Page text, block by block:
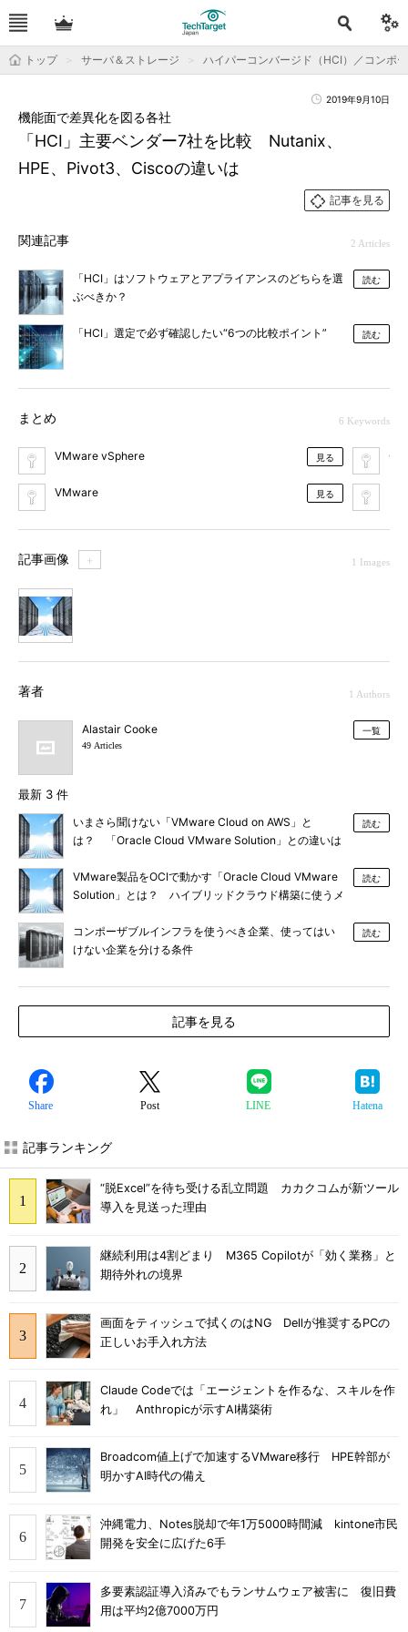
トップ サーバ＆ストレージ ハイパーコンバージド（HCI）／コンポ
2019年9月10日
「HCI」主要ベンダー7社を比較 Nutanix、
HPE、Pivot3、Ciscoの違いは
機能面で差異化を図る各社
記事を見る
関連記事 2 Articles
「HCI」はソフトウェアとアプライアンスのどちらを選
ぶべきか？
読む
「HCI」選定で必ず確認したい“6つの比較ポイント” 読む
まとめ 6 Keywords
VMware vSphere 見る
VMware 見る
記事画像 ＋ 1 Images
著者 1 Authors
Alastair Cooke
49 Articles
一覧
最新 3 件
いまさら聞けない「VMware Cloud on AWS」と
は？ 「Oracle Cloud VMware Solution」との違いは
読む
VMware製品をOCIで動かす「Oracle Cloud VMware
Solution」とは？ ハイブリッドクラウド構築に使うメ
読む
コンポーザブルインフラを使うべき企業、使ってはい
けない企業を分ける条件
読む
記事を見る
Share Post LINE Hatena
記事ランキング
“脱Excel”を待ち受ける乱立問題 カカクコムが新ツール
導入を見送った理由
継続利用は4割どまり M365 Copilotが「効く業務」と
期待外れの境界
画面をティッシュで拭くのはNG Dellが推奨するPCの
正しいお手入れ方法
Claude Codeでは「エージェントを作るな、スキルを作
れ」 Anthropicが示すAI構築術
Broadcom値上げで加速するVMware移行 HPE幹部が
明かすAI時代の備え
沖縄電力、Notes脱却で年1万5000時間減 kintone市民
開発を安全に広げた6手
多要素認証導入済みでもランサムウェア被害に 復旧費
用は平均2億7000万円